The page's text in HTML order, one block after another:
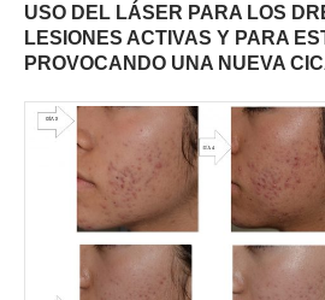
USO DEL LÁSER PARA LOS
LESIONES ACTIVAS Y PARA
PROVOCANDO UNA NUEVA